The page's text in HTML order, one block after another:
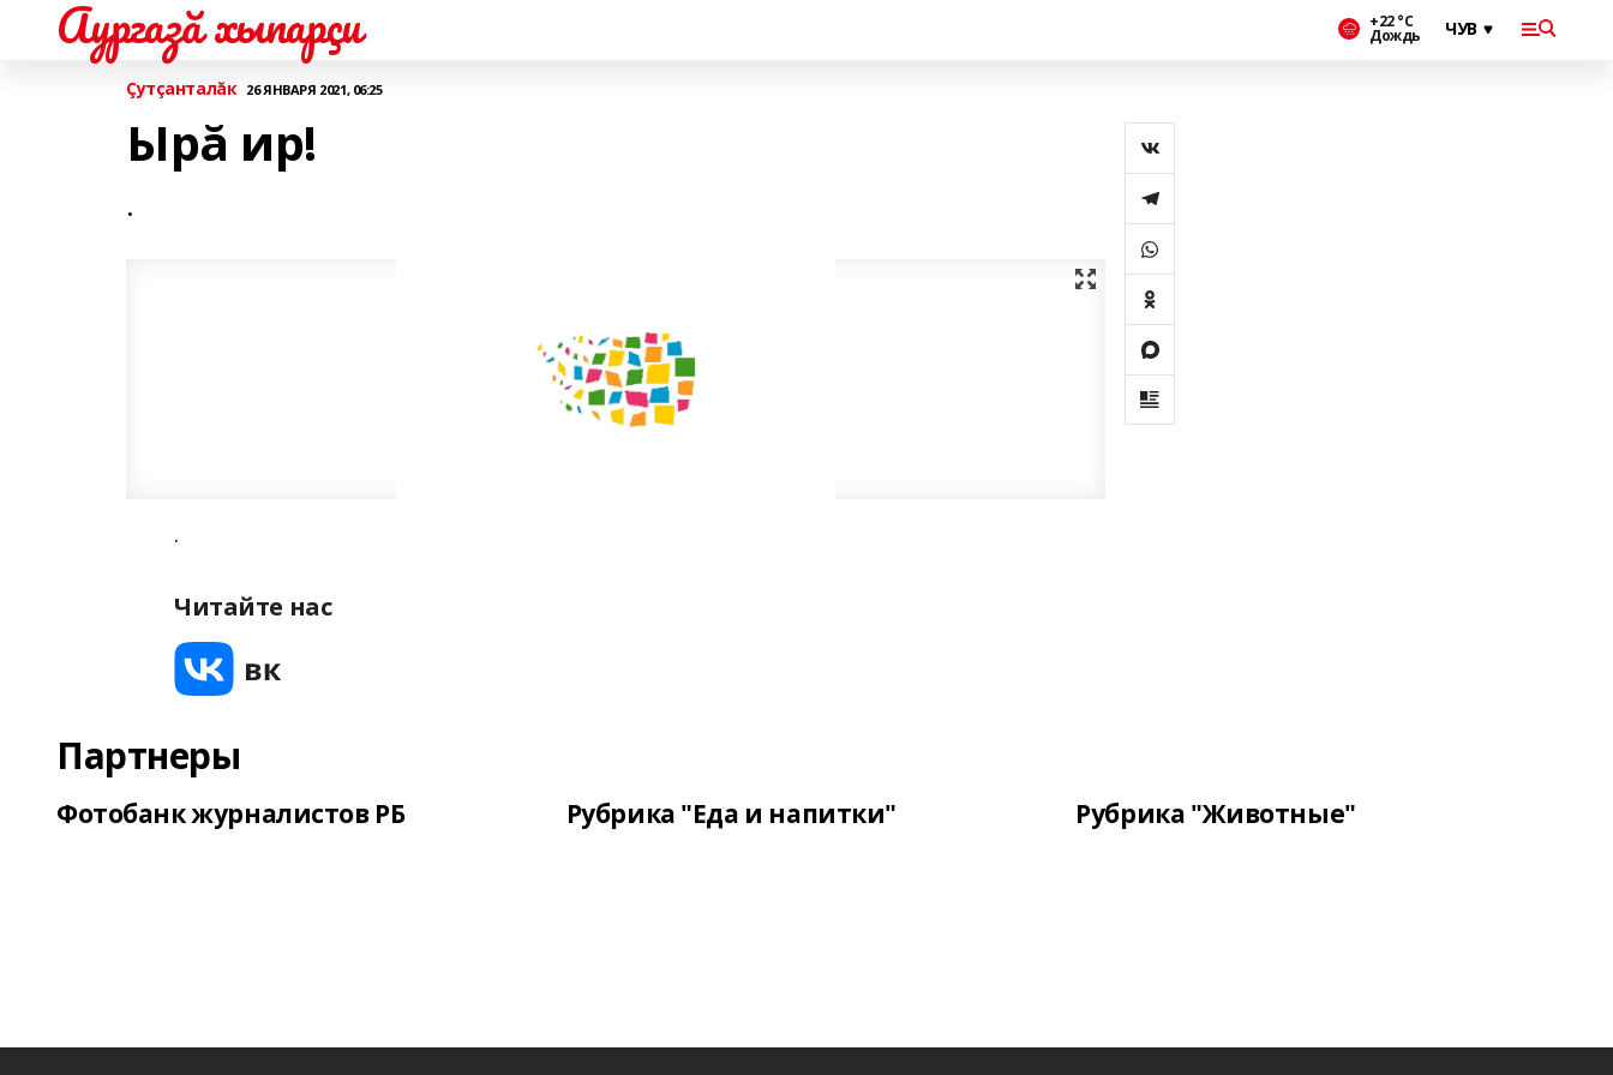
Аургазă хыпарçи +22 °С
Дождь
Çутçанталăк 26 ЯНВАРЯ 2021, 06:25
Ырă ир!
.
.
Читайте нас
Партнеры
Фотобанк журналистов РБ Рубрика "Еда и напитки" Рубрика "Животные"